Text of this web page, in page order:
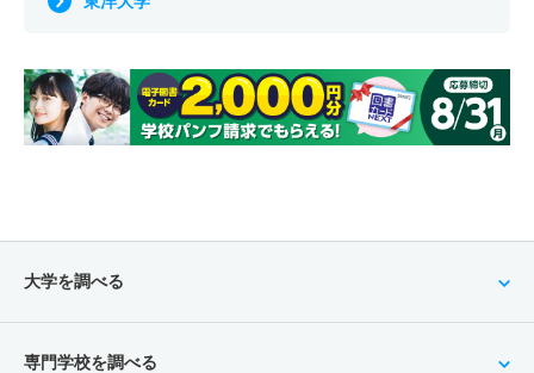
大学を調べる
専門学校を調べる